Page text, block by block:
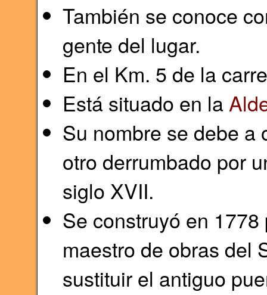
También se conoce
gente del lugar.
En el Km. 5 de la
Está situado en la
Su nombre se debe a
otro derrumbado por
siglo XVII.
Se construyó en
maestro de obras del
sustituir el antiguo